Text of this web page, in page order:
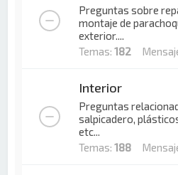
Preguntas sobre
montaje de
exterior....
Temas:182
Interior
Preguntas
salpicadero,
etc...
Temas:188